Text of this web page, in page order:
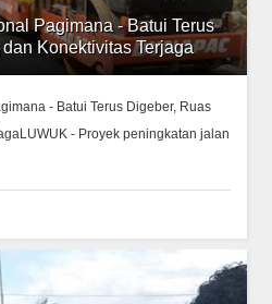
Pagimana - Batui Terus
Konektivitas Terjaga
- Batui Terus Digeber, Ruas
- Proyek peningkatan jalan